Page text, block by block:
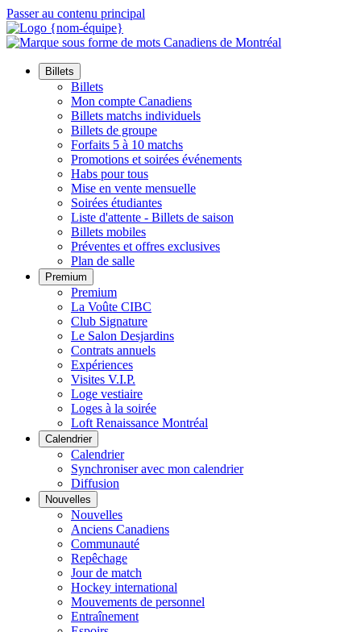
Passer au contenu principal
Billets
Billets
Mon compte Canadiens
Billets matchs individuels
Billets de groupe
Forfaits 5 à 10 matchs
Promotions et soirées événements
Habs pour tous
Mise en vente mensuelle
Soirées étudiantes
Liste d'attente - Billets de saison
Billets mobiles
Préventes et offres exclusives
Plan de salle
Premium
Premium
La Voûte CIBC
Club Signature
Le Salon Desjardins
Contrats annuels
Expériences
Visites V.I.P.
Loge vestiaire
Loges à la soirée
Loft Renaissance Montréal
Calendrier
Calendrier
Synchroniser avec mon calendrier
Diffusion
Nouvelles
Nouvelles
Anciens Canadiens
Communauté
Repêchage
Jour de match
Hockey international
Mouvements de personnel
Entraînement